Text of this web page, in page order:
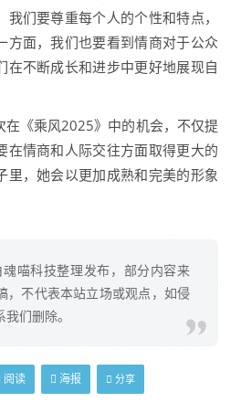
们要尊重每个人的个性和特点，
方面，我们也要看到情商对于公众
在不断成长和进步中更好地展现自
在《乘风2025》中的机会，不仅提
在情商和人际交往方面取得更大的
里，她会以更加成熟和完美的形象
喵科技整理发布，部分内容来
，不代表本站立场或观点，如侵
们删除。
阅读 海报 分享